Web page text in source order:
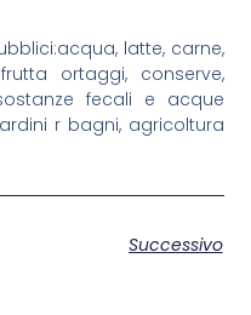
latte, carne,
ortaggi, conserve,
fecali e acque
r bagni, agricoltura
Successivo